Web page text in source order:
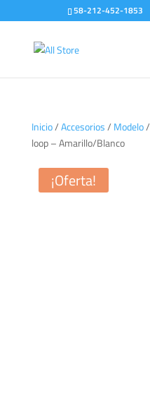
58-212-452-1853
Inicio/Accesorios/ Modelo/
loop – Amarillo/Blanco
¡Oferta!